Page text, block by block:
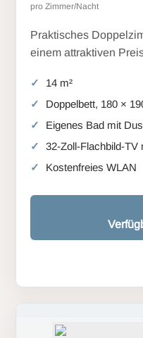
pro Zimmer/Nacht
Praktisches
einem attraktiven
14 m²
Doppelbett, 180 ×
Eigenes Bad mit
32-Zoll-Flachbild-TV
Kostenfreies WLAN